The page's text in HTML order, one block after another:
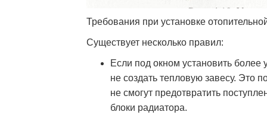
Требования при установке
Существует несколько правил:
Если под окном установить более
не создать тепловую завесу. Это
не смогут предотвратить
блоки радиатора.